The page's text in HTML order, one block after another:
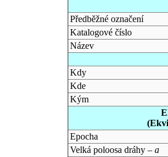
Předběžné označení
Katalogové číslo
Název
Kdy
Kde
Kým
Epocha
Velká poloosa dráhy – a